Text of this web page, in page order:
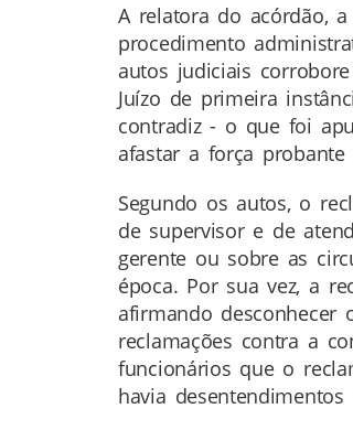
A relatora do acórdão,
procedimento
autos judiciais
Juízo de primeira
contradiz - o que foi
afastar a força
Segundo os autos, o
de supervisor e de
gerente ou sobre as
época. Por sua vez, a
afirmando
reclamações contra a
funcionários que o
havia